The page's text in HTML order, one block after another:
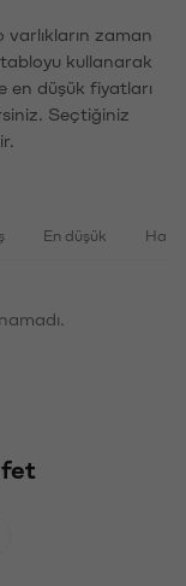
zaman
tabloyu kullanarak
en düşük fiyatları
Seçtiğiniz
En düşük